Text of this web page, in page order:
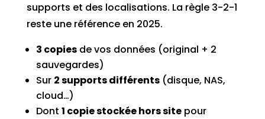
supports et des localisations. La règle 3-2-1
reste une référence en 2025.
3 copiesde vos données (original + 2
sauvegardes)
Sur 2 supports différents(disque, NAS,
cloud…)
Dont 1 copie stockée hors sitepour